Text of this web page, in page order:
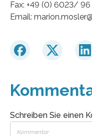
Fax: +49 (0) 6023/
Email:
Schreiben Sie einen